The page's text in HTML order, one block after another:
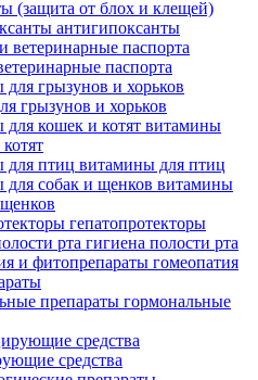
(защита от блох и клещей)
антигипоксанты
паспорта
грызунов и хорьков
витамины
витамины для птиц
витамины
гепатопротекторы
гигиена полости рта
гомеопатия
гормональные
средства